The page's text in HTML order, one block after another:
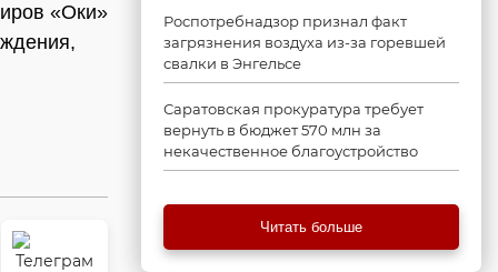
«Оки»
Роспотребнадзор признал факт
загрязнения воздуха из-за горевшей
свалки в Энгельсе
Саратовская прокуратура требует
вернуть в бюджет 570 млн за
некачественное благоустройство
Читать больше